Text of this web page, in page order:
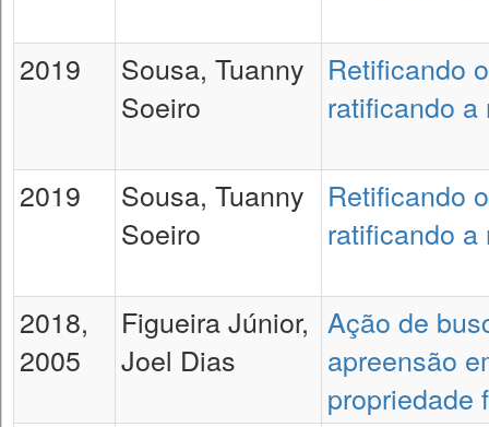
2019
Sousa, Tuanny
Soeiro
Retificando
ratificando a
2019
Sousa, Tuanny
Soeiro
Retificando
ratificando a
2018,
2005
Figueira Júnior,
Joel Dias
Ação de
apreensão
propriedade